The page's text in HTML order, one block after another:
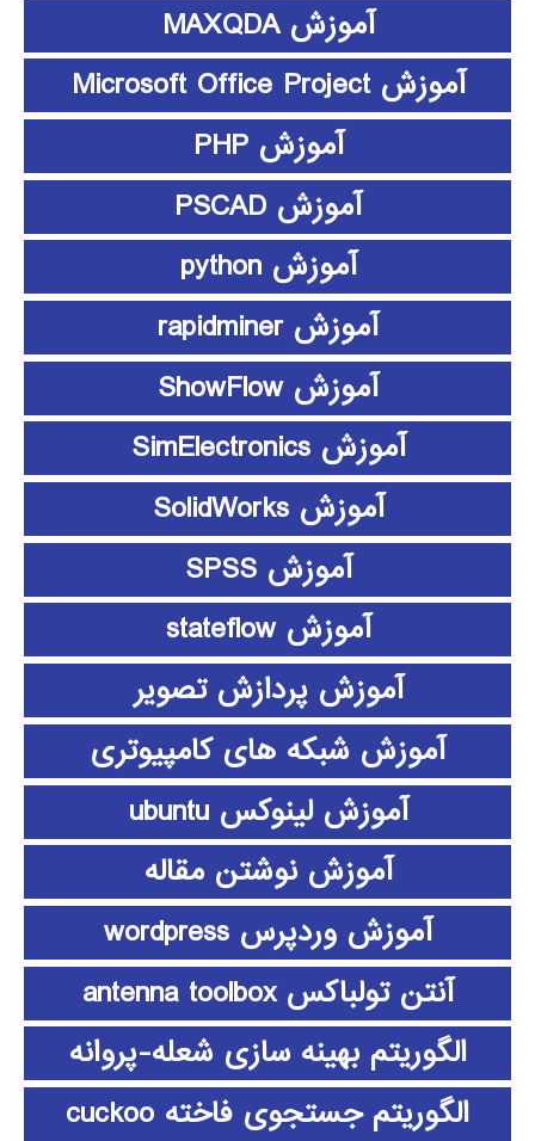
آموزش MAXQDA
آموزش Microsoft Office Project
آموزش PHP
آموزش PSCAD
آموزش python
آموزش rapidminer
آموزش ShowFlow
آموزش SimElectronics
آموزش SolidWorks
آموزش SPSS
آموزش stateflow
آموزش پردازش تصویر
آموزش شبکه های کامپیوتری
آموزش لینوکس ubuntu
آموزش نوشتن مقاله
آموزش وردپرس wordpress
آنتن تولباکس antenna toolbox
الگوریتم بهینه سازی شعله-پروانه
الگوریتم جستجوی فاخته cuckoo